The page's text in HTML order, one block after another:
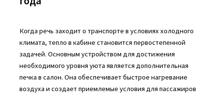
Когда речь заходит о транспорте в условиях холодного
климата, тепло в кабине становится первостепенной
задачей. Основным устройством для достижения
необходимого уровня уюта является дополнительная
печка в салон. Она обеспечивает быстрое нагревание
воздуха и создает приемлемые условия для пассажиров